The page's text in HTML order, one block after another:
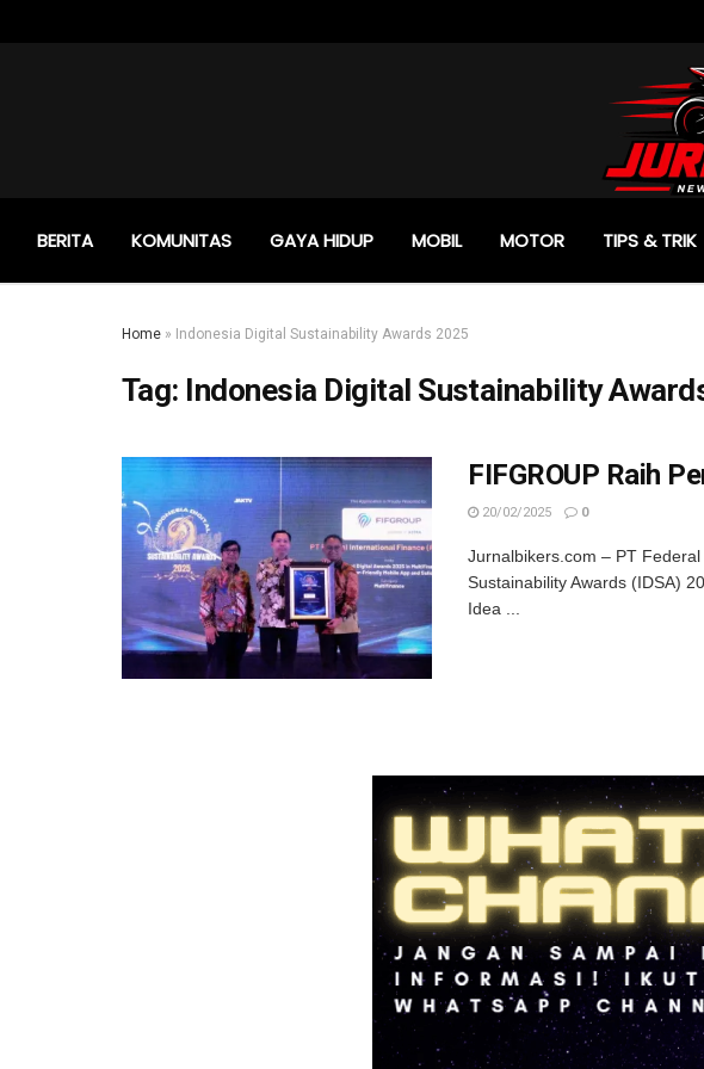
BERITA KOMUNITAS GAYA HIDUP MOBIL MOTOR TIPS & TRIK
Home » Indonesia Digital Sustainability Awards 2025
Tag: Indonesia Digital Sustainability
FIFGROUP Raih
20/02/2025 0
Jurnalbikers.com – PT
Sustainability Awards (IDSA)
Idea ...